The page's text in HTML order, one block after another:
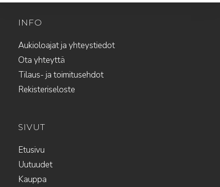
INFO
Aukioloajat ja yhteystiedot
Ota yhteyttä
Tilaus- ja toimitusehdot
Rekisteriseloste
SIVUT
Etusivu
Uutuudet
Kauppa